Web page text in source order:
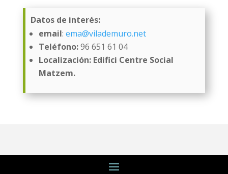
Datos de interés:
email: ema@vilademuro.net
Teléfono:96 651 61 04
Localización: Edifici Centre Social
Matzem.